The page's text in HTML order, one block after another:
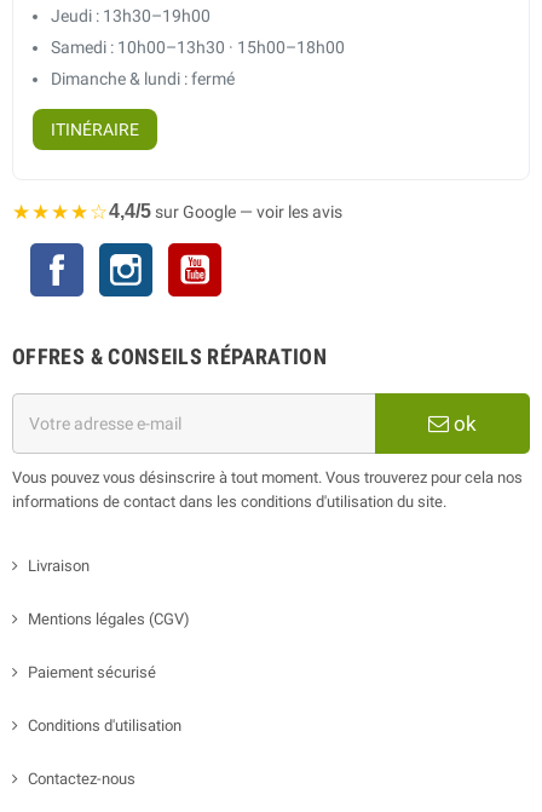
Jeudi : 13h30–19h00
Samedi : 10h00–13h30 · 15h00–18h00
Dimanche & lundi : fermé
ITINÉRAIRE
★★★★☆4,4/5sur Google — voir les avis
Facebook Instagram
OFFRES & CONSEILS RÉPARATION
ok
Vous pouvez vous désinscrire à tout moment. Vous trouverez pour cela nos
informations de contact dans les conditions d'utilisation du site.
Livraison
Mentions légales (CGV)
Paiement sécurisé
Conditions d'utilisation
Contactez-nous